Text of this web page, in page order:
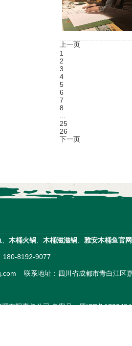
上一页
1
2
3
4
5
6
7
8
25
26
下一页
木桶火锅 木桶滋滋锅 雅安木桶鱼官网
8192-9077
联系地址：四川省成都市青白江区
有限责任公司 备案号：蜀ICP备